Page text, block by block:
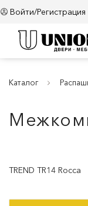
Войти/Регистрация
Каталог
TREND TR14 Rocca